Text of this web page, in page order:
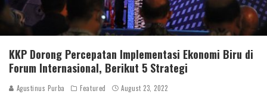
KKP Dorong Percepatan Implementasi Ekonomi Biru di
Forum Internasional, Berikut 5 Strategi
Agustinus Purba Featured August 23, 2022